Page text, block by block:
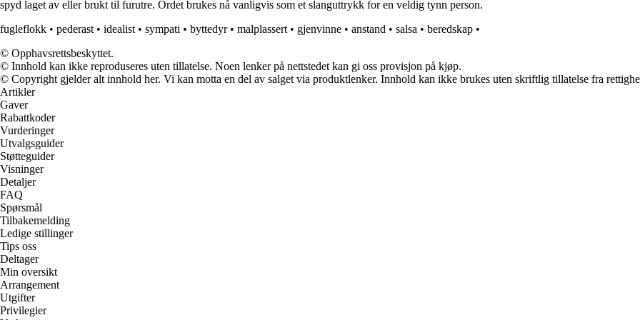
spyd laget av eller brukt til furutre. Ordet brukes nå vanligvis som et slanguttrykk for en veldig tynn person.
fugleflokk • pederast • idealist • sympati • byttedyr• malplassert • gjenvinne • anstand • salsa • beredskap •
© Opphavsrettsbeskyttet.
© Innhold kan ikke reproduseres uten tillatelse. Noen lenker på nettstedet kan gi oss provisjon på kjøp.
© Copyright gjelder alt innhold her. Vi kan motta en del av salget via produktlenker. Innhold kan ikke brukes uten skriftlig tillatelse fra
Artikler
Gaver
Rabattkoder
Vurderinger
Utvalgsguider
Støtteguider
Visninger
Detaljer
FAQ
Spørsmål
Tilbakemelding
Ledige stillinger
Tips oss
Deltager
Min oversikt
Arrangement
Utgifter
Privilegier